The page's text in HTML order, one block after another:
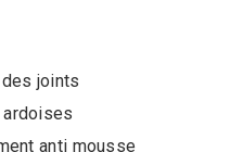
joints
anti mousse